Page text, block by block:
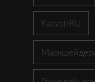
KadastrRU